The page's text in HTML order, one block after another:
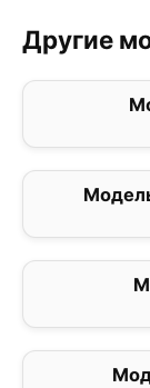
Другие